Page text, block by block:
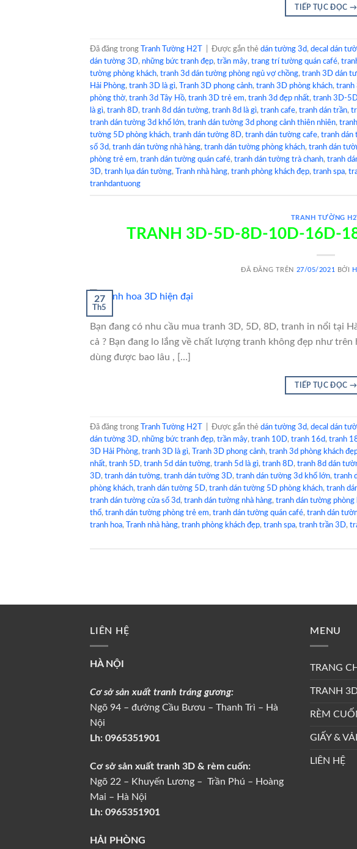
TIẾP TỤC ĐỌC →
Đã đăng trong Tranh Tường H2T Được gắn thẻ dán tường 3d, decal dán
dán tường 3D, những bức tranh đẹp, trần mây, trang trí tường quán café,
tường phòng khách, tranh 3d dán tường phòng ngủ vợ chồng, tranh 3D dán
Hải Phòng, tranh 3D là gì, Tranh 3D phong cảnh, tranh 3D phòng khách, tranh
phòng thờ, tranh 3d Tây Hồ, tranh 3D trẻ em, tranh 3d đẹp nhất, tranh 3D-
là gì, tranh 8D, tranh 8d dán tường, tranh 8d là gì, tranh cafe, tranh dán trần,
tranh dán tường 3d khổ lớn, tranh dán tường 3d phong cảnh thiên nhiên,
tường 5D phòng khách, tranh dán tường 8D, tranh dán tường cafe, tranh dán
sổ 3d, tranh dán tường nhà hàng, tranh dán tường phòng khách, tranh dán
phòng trẻ em, tranh dán tường quán café, tranh dán tường trà chanh, tranh
3D, tranh lụa dán tường, Tranh nhà hàng, tranh phòng khách đẹp, tranh spa,
tranhdantuong
TRANH TƯỜNG
TRANH 3D-5D-8D-10D-16D-
ĐÃ ĐĂNG TRÊN 27/05/2021 BỞI
27
Th5
Bạn đang có nhu cầu mua tranh 3D, 5D, 8D, tranh in nổi tại
cả ? Bạn đang lo lắng về chất lượng tranh không đẹp như
dùng được bao lâu , […]
TIẾP TỤC ĐỌC →
Đã đăng trong Tranh Tường H2T Được gắn thẻ dán tường 3d, decal dán
dán tường 3D, những bức tranh đẹp, trần mây, tranh 10D, tranh 16d, tranh
3D Hải Phòng, tranh 3D là gì, Tranh 3D phong cảnh, tranh 3d phòng khách
nhất, tranh 5D, tranh 5d dán tường, tranh 5d là gì, tranh 8D, tranh 8d dán
3D, tranh dán tường, tranh dán tường 3D, tranh dán tường 3d khổ lớn, tranh
phòng khách, tranh dán tường 5D, tranh dán tường 5D phòng khách, tranh
tranh dán tường cửa sổ 3d, tranh dán tường nhà hàng, tranh dán tường phòng
thổ, tranh dán tường phòng trẻ em, tranh dán tường quán café, tranh dán
tranh hoa, Tranh nhà hàng, tranh phòng khách đẹp, tranh spa, tranh trần 3D,
LIÊN HỆ
HÀ NỘI
Cơ sở sản xuất tranh tráng gương:
Ngõ 94 – đường Cầu Bươu – Thanh Trì – Hà
Nội
Lh: 0965351901
Cơ sở sản xuất tranh 3D & rèm cuốn:
Ngõ 22 – Khuyến Lương – Trần Phú – Hoàng
Mai – Hà Nội
Lh: 0965351901
HẢI PHÒNG
MENU
TRANG
TRANH
RÈM
GIẤY &
LIÊN HỆ